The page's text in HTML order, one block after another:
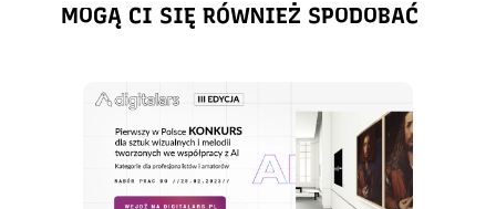
MOGĄ CI SIĘ RÓWNIEŻ SPODOBAĆ